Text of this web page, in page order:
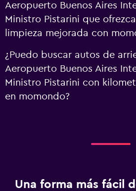
Aeropuerto Buenos Aires
Ministro Pistarini que
limpieza mejorada con
¿Puedo buscar autos de
Aeropuerto Buenos Aires
Ministro Pistarini con
en momondo?
Una forma más fácil